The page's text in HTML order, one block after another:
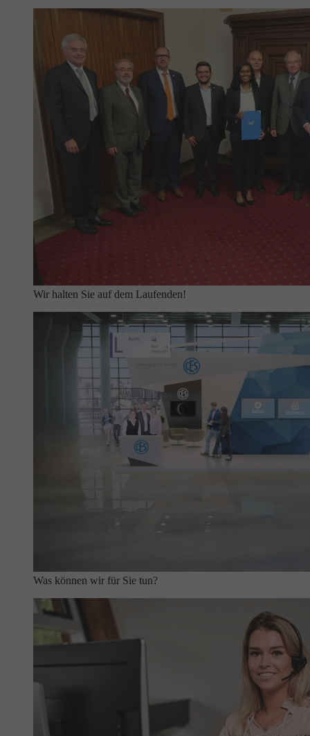
Wir halten Sie auf dem Laufenden!
Was können wir für Sie tun?